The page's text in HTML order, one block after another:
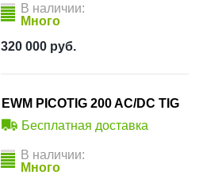
В наличии:
Много
320 000 руб.
EWM PICOTIG 200 AC/DC TIG
Бесплатная доставка
В наличии:
Много